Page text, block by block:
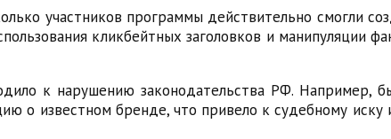
участников программы действительно смогли
кликбейтных заголовков и манипуляции
к нарушению законодательства РФ. Например,
о известном бренде, что привело к судебному